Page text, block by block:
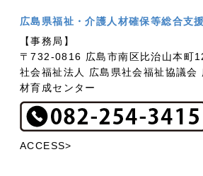
広島県福祉・介護人材確保等総合支
【事務局】
〒732-0816 広島市南区比治山本町
社会福祉法人 広島県社会福祉協議会
材育成センター
ACCESS>